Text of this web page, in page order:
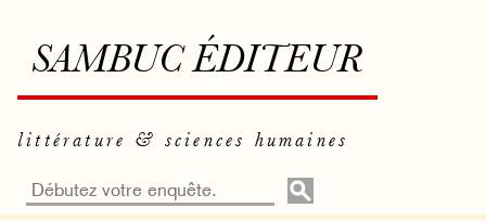
SAMBUC ÉDITEUR
littérature & sciences humaines